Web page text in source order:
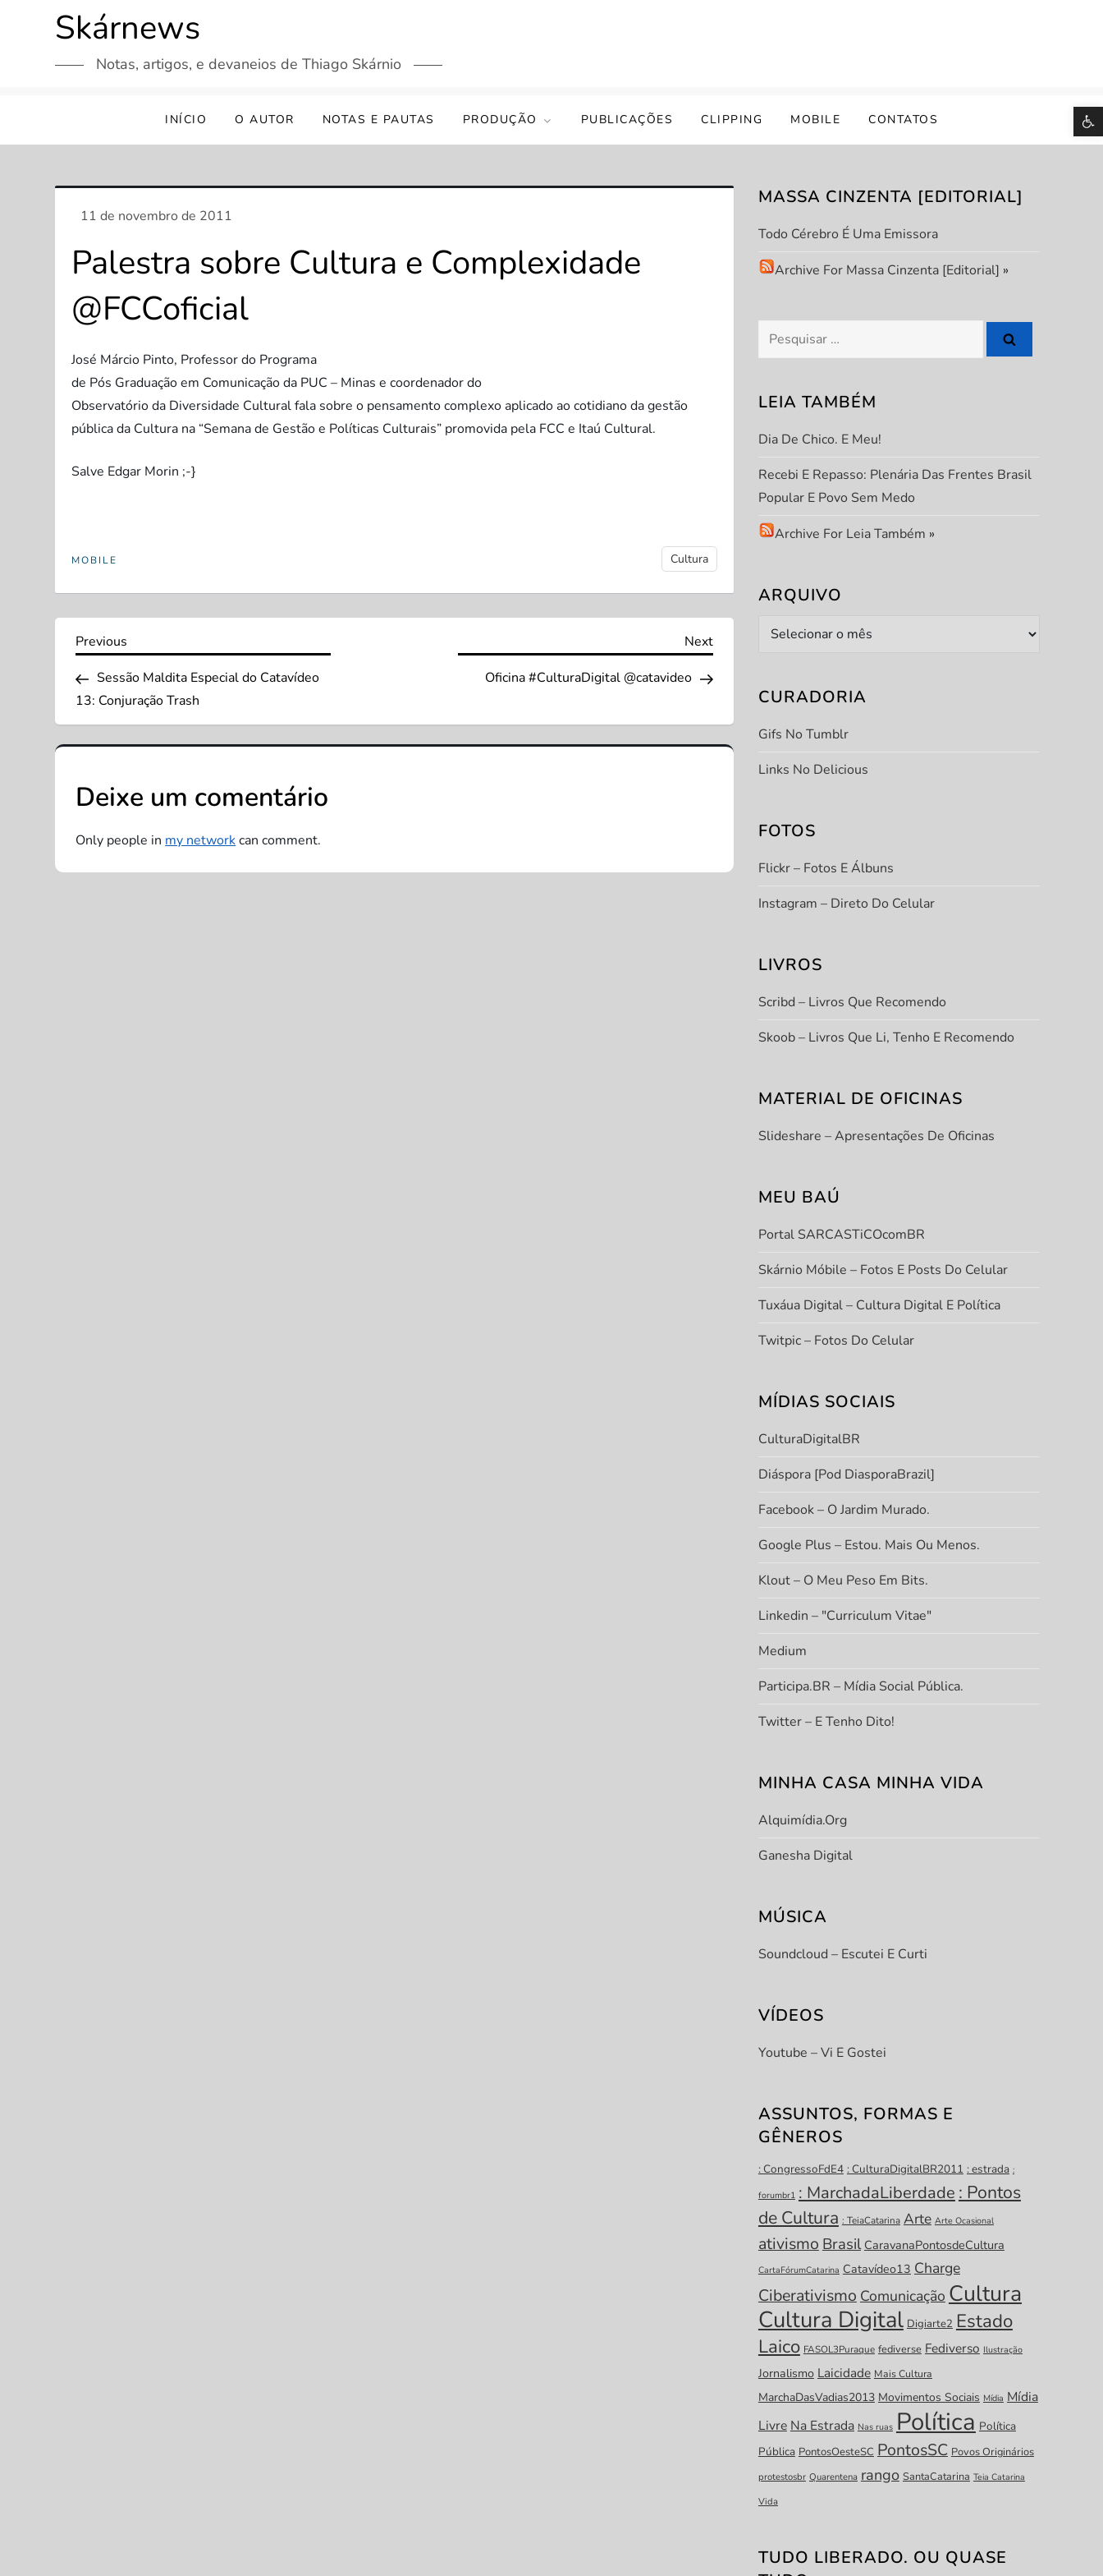
Skárnews
Notas, artigos, e devaneios de Thiago Skárnio
INÍCIO O AUTOR NOTAS E PAUTAS PRODUÇÃO PUBLICAÇÕES CLIPPING MOBILE CONTATOS
Palestra sobre Cultura e Complexidade
@FCCoficial
José Márcio Pinto, Professor do Programa
de Pós Graduação em Comunicação da PUC – Minas e coordenador do
Observatório da Diversidade Cultural fala sobre o pensamento complexo aplicado ao cotidiano da gestão
pública da Cultura na “Semana de Gestão e Políticas Culturais” promovida pela FCC e Itaú Cultural.
Salve Edgar Morin ;-}
MOBILE Cultura
N
a
v
g
a
ç
Previous
Previous
Sessão Maldita Especial do Catavídeo
13: Conjuração Trash
Next
Next
Oficina #CulturaDigital @catavideo
Deixe um comentário
Only people inmy networkcan comment.
MASSA CINZENTA [EDITORIAL]
Todo Cérebro É Uma Emissora
Archive For Massa Cinzenta [Editorial] »
Pesquisar
por:
LEIA TAMBÉM
Dia De Chico. E Meu!
Recebi E Repasso: Plenária Das Frentes Brasil
Popular E Povo Sem Medo
Archive For Leia Também »
ARQUIVO
Arquivo
CURADORIA
Gifs No Tumblr
Links No Delicious
FOTOS
Flickr – Fotos E Álbuns
Instagram – Direto Do Celular
LIVROS
Scribd – Livros Que Recomendo
Skoob – Livros Que Li, Tenho E Recomendo
MATERIAL DE OFICINAS
Slideshare – Apresentações De Oficinas
MEU BAÚ
Portal SARCASTiCOcomBR
Skárnio Móbile – Fotos E Posts Do Celular
Tuxáua Digital – Cultura Digital E Política
Twitpic – Fotos Do Celular
MÍDIAS SOCIAIS
CulturaDigitalBR
Diáspora [Pod DiasporaBrazil]
Facebook – O Jardim Murado.
Google Plus – Estou. Mais Ou Menos.
Klout – O Meu Peso Em Bits.
Linkedin – "Curriculum Vitae"
Medium
Participa.BR – Mídia Social Pública.
Twitter – E Tenho Dito!
MINHA CASA MINHA VIDA
Alquimídia.org
Ganesha Digital
MÚSICA
Soundcloud – Escutei E Curti
VÍDEOS
Youtube – Vi E Gostei
ASSUNTOS, FORMAS E
GÊNEROS
: CongressoFdE4 : CulturaDigitalBR2011 : estrada :
forumbr1 : MarchadaLiberdade : Pontos
de Cultura : TeiaCatarina Arte Arte Ocasional
ativismo Brasil CaravanaPontosdeCultura
CartaFórumCatarina Catavídeo13 Charge
Ciberativismo Comunicação Cultura
Cultura Digital Digiarte2 Estado
Laico FASOL3Puraque fediverse Fediverso Ilustração
Jornalismo Laicidade Mais Cultura
MarchaDasVadias2013 Movimentos Sociais Mídia Mídia
Livre Na Estrada Nas ruas Política Política
Pública PontosOesteSC PontosSC Povos Originários
protestosbr Quarentena rango SantaCatarina Teia Catarina
Vida
TUDO LIBERADO. OU QUASE